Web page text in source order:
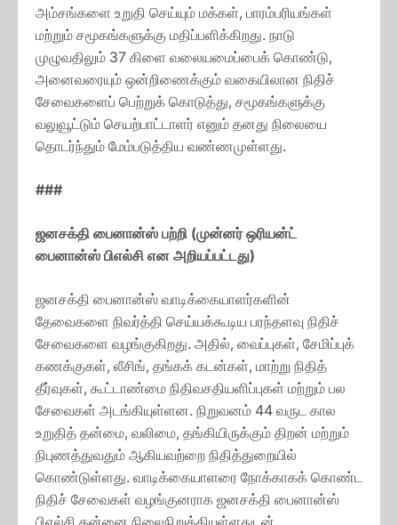
அம்சங்களை உறுதி செய்யும் மக்கள், பாரம்பரியங்கள்
மற்றும் சமூகங்களுக்கு மதிப்பளிக்கிறது. நாடு
முழுவதிலும் 37 கிளை வலையமைப்பைக் கொண்டு,
அனைவரையும் ஒன்றிணைக்கும் வகையிலான நிதிச்
சேவைகளைப் பெற்றுக் கொடுத்து, சமூகங்களுக்கு
வலுவூட்டும் செயற்பாட்டாளர் எனும் தனது நிலையை
தொடர்ந்தும் மேம்படுத்திய வண்ணமுள்ளது.
###
ஜனசக்தி பைனான்ஸ் பற்றி (முன்னர் ஒரியன்ட்
பைனான்ஸ் பிஎல்சி என அறியப்பட்டது)
ஜனசக்தி பைனான்ஸ் வாடிக்கையாளர்களின்
தேவைகளை நிவர்த்தி செய்யக்கூடிய பரந்தளவு நிதிச்
சேவைகளை வழங்குகிறது. அதில், வைப்புகள், சேமிப்புக்
கணக்குகள், லீசிங், தங்கக் கடன்கள், மாற்று நிதித்
தீர்வுகள், கூட்டாண்மை நிதிவசதியளிப்புகள் மற்றும் பல
சேவைகள் அடங்கியுள்ளன. நிறுவனம் 44 வருட கால
உறுதித் தன்மை, வலிமை, தங்கியிருக்கும் திறன் மற்றும்
நிபுணத்துவதும் ஆகியவற்றை நிதித்துறையில்
கொண்டுள்ளது. வாடிக்கையாளரை நோக்காகக் கொண்ட
நிதிச் சேவைகள் வழங்குனராக ஜனசக்தி பைனான்ஸ்
பிஎல்சி தன்னை நிலைநிறுத்தியுள்ளதுடன்,